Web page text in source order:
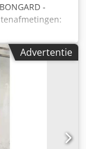
-
mm -
56 kW -
Advertentie